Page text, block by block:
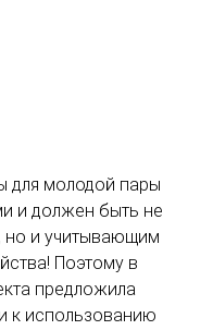
для молодой пары
и должен быть не
но и учитывающим
Поэтому в
предложила
к использованию